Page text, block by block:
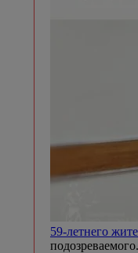
59-летнего
подозреваемого.